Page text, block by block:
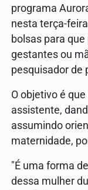
programa
nesta terça-
bolsas para
gestantes ou
pesquisador de
O objetivo é
assistente,
assumindo
maternidade,
"É uma forma
dessa mulher